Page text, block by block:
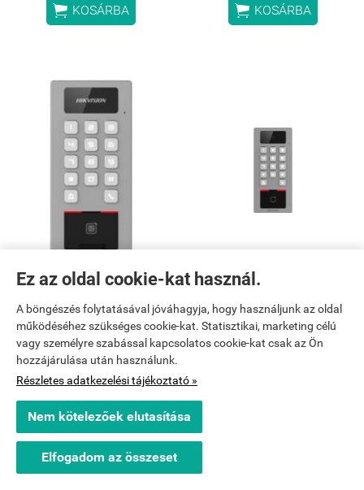
Ez az oldal cookie-kat használ.
A böngészés folytatásával jóváhagyja, hogy használjunk az oldal
működéséhez szükséges cookie-kat. Statisztikai, marketing célú
vagy személyre szabással kapcsolatos cookie-kat csak az Ön
hozzájárulása után használunk.
Részletes adatkezelési tájékoztató »
Nem kötelezőek elutasítása
Elfogadom az összeset
 KOSÁRBA  KOSÁRBA
139 193 Ft + ÁFA (176 775 Ft)
 KOSÁRBA
139 193 Ft + ÁFA (176 775 Ft)
 KOSÁRBA